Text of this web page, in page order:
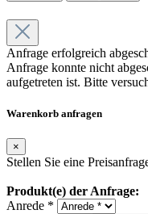
Anfrage erfolgreich
Anfrage konnte nicht
aufgetreten ist. Bitte
Warenkorb anfragen
×
Stellen Sie eine
Produkt(e) der Anfrage:
Anrede *